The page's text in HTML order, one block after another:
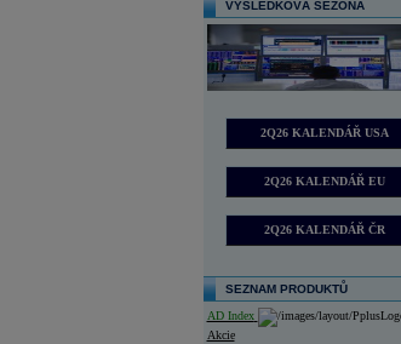
VÝSLEDKOVÁ SEZÓNA
2Q26 KALENDÁŘ USA
2Q26 KALENDÁŘ EU
2Q26 KALENDÁŘ ČR
SEZNAM PRODUKTŮ
AD Index
Akcie